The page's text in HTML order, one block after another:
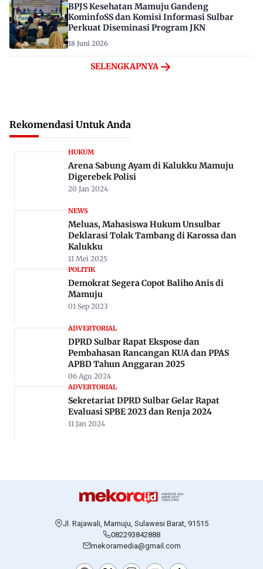
BPJS Kesehatan Mamuju Gandeng
KominfoSS dan Komisi Informasi Sulbar
Perkuat Diseminasi Program JKN
18 Juni 2026
SELENGKAPNYA
Rekomendasi Untuk Anda
HUKUM
Arena Sabung Ayam di Kalukku Mamuju
Digerebek Polisi
Kalukku
11 Mei 2025
Demokrat Segera Copot Baliho Anis di
01 Sep 2023